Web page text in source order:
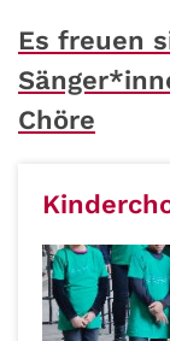
Es freuen
Chöre